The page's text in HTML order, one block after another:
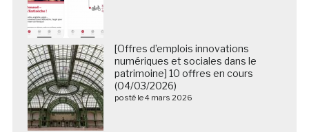
[Offres d’emplois innovations
numériques et sociales dans le
patrimoine] 10 offres en cours
(04/03/2026)
posté le 4 mars 2026